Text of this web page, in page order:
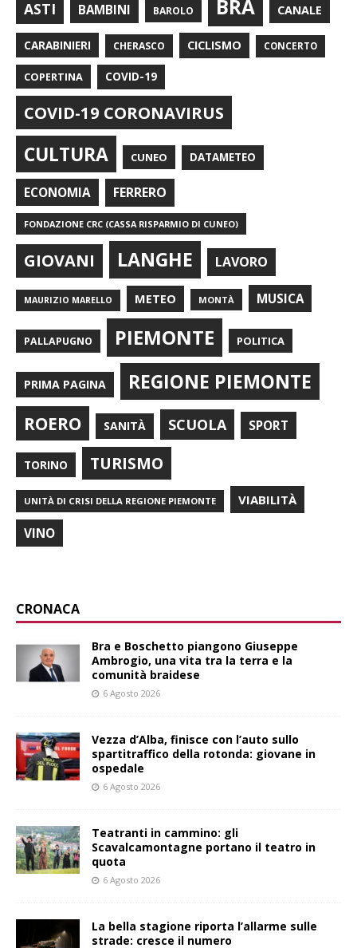
ASTI BAMBINI BAROLO BRA CANALE
CARABINIERI CHERASCO CICLISMO CONCERTO
COPERTINA COVID-19
COVID-19 CORONAVIRUS
CULTURA CUNEO DATAMETEO
ECONOMIA FERRERO
FONDAZIONE CRC (CASSA RISPARMIO DI CUNEO)
GIOVANI LANGHE LAVORO
MAURIZIO MARELLO METEO MONTÀ MUSICA
PALLAPUGNO PIEMONTE POLITICA
PRIMA PAGINA REGIONE PIEMONTE
ROERO SANITÀ SCUOLA SPORT
TORINO TURISMO
UNITÀ DI CRISI DELLA REGIONE PIEMONTE VIABILITÀ
VINO
CRONACA
Bra e Boschetto piangono Giuseppe
Ambrogio, una vita tra la terra e la
comunità braidese
6 Agosto 2026
Vezza d’Alba, finisce con l’auto sullo
spartitraffico della rotonda: giovane in
ospedale
6 Agosto 2026
Teatranti in cammino: gli
Scavalcamontagne portano il teatro in
quota
6 Agosto 2026
La bella stagione riporta l’allarme sulle
strade: cresce il numero